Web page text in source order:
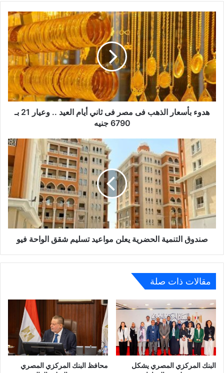
هدوء
بأسعار
الذهب
فى
مصر
فى
ثاني
أيام
العيد
بـ
6790
جنيه
هدوء بأسعار الذهب فى مصر فى ثاني أيام العيد .. وعيار 21 بـ
6790 جنيه
صندوق
التنمية
الحضرية
مواعيد
تسليم
شقق
الواحة
فيو
صندوق التنمية الحضرية يعلن مواعيد تسليم شقق الواحة فيو
مقالات ذات صلة
البنك المركزي المصري يشكل
محافظ البنك المركزي المصري